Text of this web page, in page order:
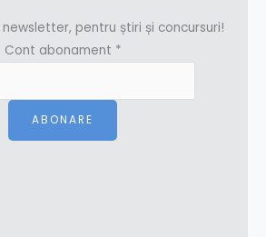
pentru știri și concursuri!
Cont abonament *
ABONARE